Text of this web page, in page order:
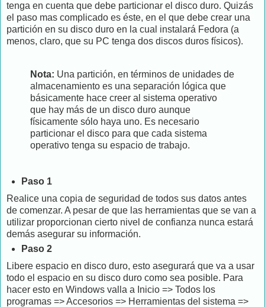
tenga en cuenta que debe particionar el disco duro. Quizás
el paso mas complicado es éste, en el que debe crear una
partición en su disco duro en la cual instalará Fedora (a
menos, claro, que su PC tenga dos discos duros físicos).
Nota: Una partición, en términos de unidades de
almacenamiento es una separación lógica que
básicamente hace creer al sistema operativo
que hay más de un disco duro aunque
físicamente sólo haya uno. Es necesario
particionar el disco para que cada sistema
operativo tenga su espacio de trabajo.
Paso 1
Realice una copia de seguridad de todos sus datos antes
de comenzar. A pesar de que las herramientas que se van a
utilizar proporcionan cierto nivel de confianza nunca estará
demás asegurar su información.
Paso 2
Libere espacio en disco duro, esto asegurará que va a usar
todo el espacio en su disco duro como sea posible. Para
hacer esto en Windows valla a Inicio => Todos los
programas => Accesorios => Herramientas del sistema =>